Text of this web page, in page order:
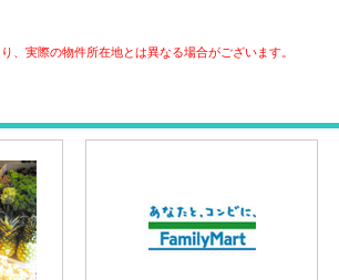
実際の物件所在地とは異なる場合がございます。